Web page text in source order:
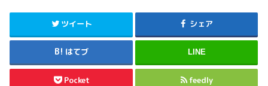
ツイート シェア
はてブ LINE
Pocket feedly